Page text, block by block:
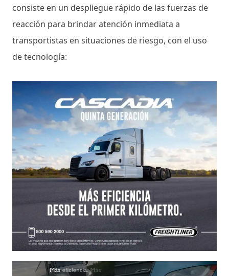
consiste en un despliegue rápido de las fuerzas de
reacción para brindar atención inmediata a
transportistas en situaciones de riesgo, con el uso
de tecnología: